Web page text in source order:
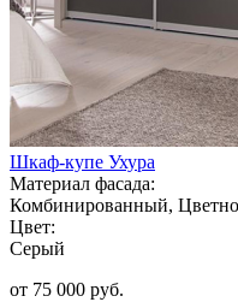
Шкаф-купе Ухура
Материал фасада:
Комбинированный,
Цвет:
Серый
от 75 000 руб.